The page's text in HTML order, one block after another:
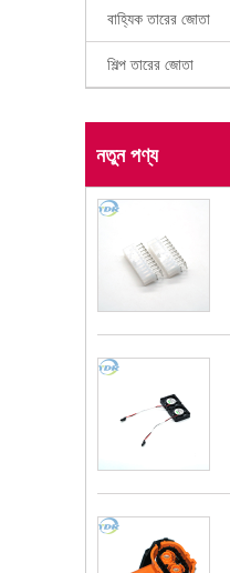
বাহ্যিক তারের জোতা
শিল্প তারের জোতা
নতুন পণ্য